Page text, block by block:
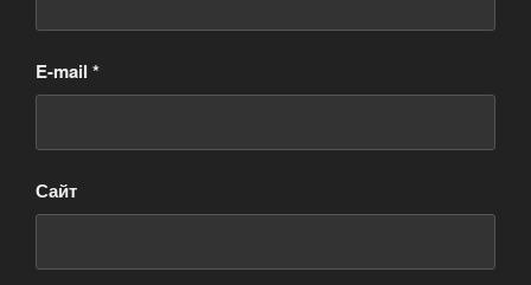
E-mail *
Сайт